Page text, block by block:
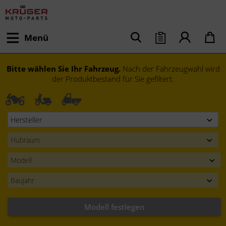
Menü
Bitte wählen Sie Ihr Fahrzeug. Nach der Fahrzeugwahl wird
der Produktbestand für Sie gefiltert.
Modell festlegen